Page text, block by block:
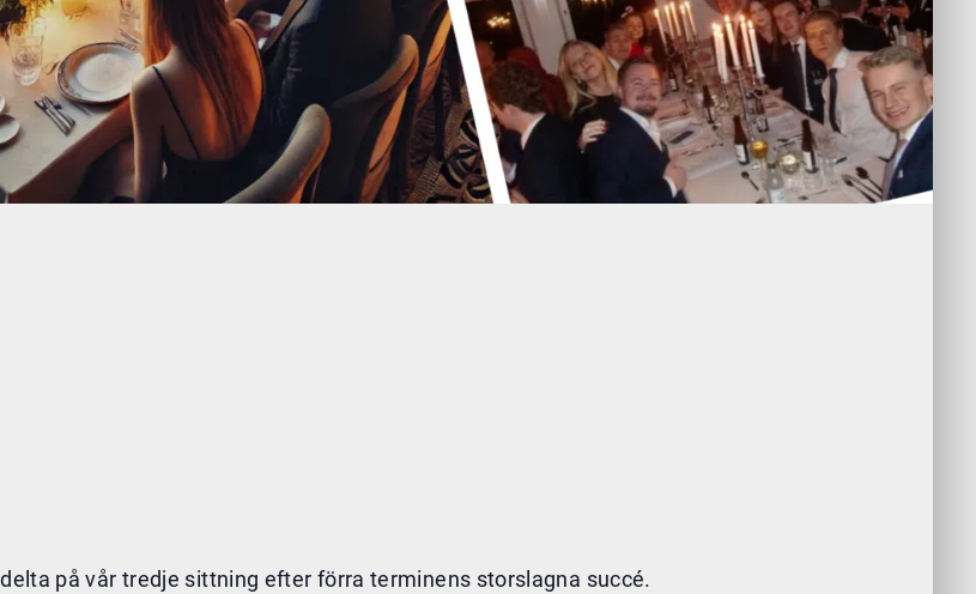
på vår tredje sittning efter förra terminens storslagna succé.